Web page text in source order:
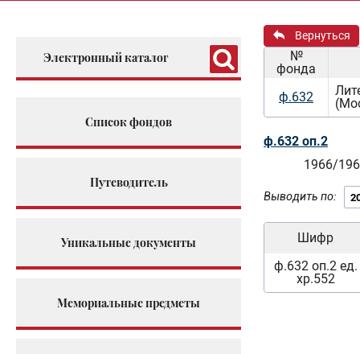
Электронный каталог
Список фондов
Путеводитель
Уникальные документы
Мемориальные предметы
Вернуться
№
фонда
ф.632
ф.632 оп.2
1966/
Выводить по:
Шифр
ф.632 оп.2 ед.
хр.552